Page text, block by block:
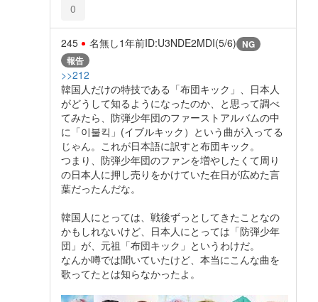
0
245 名無し1年前ID:U3NDE2MDI(5/6) NG
報告
>>212
韓国人だけの特技である「布団キック」、日本人
がどうして知るようになったのか、と思って調べ
てみたら、防弾少年団のファーストアルバムの中
に「이불킥」(イブルキック）という曲が入ってる
じゃん。これが日本語に訳すと布団キック。
つまり、防弾少年団のファンを増やしたくて周り
の日本人に押し売りをかけていた在日が広めた言
葉だったんだな。
韓国人にとっては、戦後ずっとしてきたことなの
かもしれないけど、日本人にとっては「防弾少年
団」が、元祖「布団キック」というわけだ。
なんか噂では聞いていたけど、本当にこんな曲を
歌ってたとは知らなかったよ。